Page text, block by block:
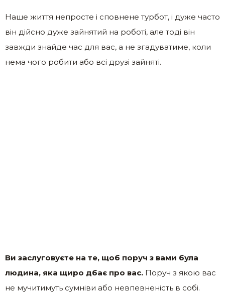
Наше життя непросте і сповнене турбот, і дуже часто
він дійсно дуже зайнятий на роботі, але тоді він
завжди знайде час для вас, а не згадуватиме, коли
нема чого робити або всі друзі зайняті.
Ви заслуговуєте на те, щоб поруч з вами була
людина, яка щиро дбає про вас. Поруч з якою вас
не мучитимуть сумніви або невпевненість в собі.